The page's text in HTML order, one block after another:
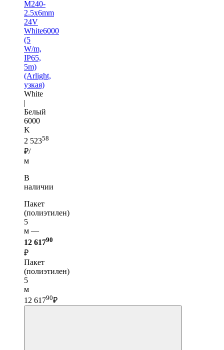
M240-
2.5x6mm
24V
White6000
(5
W/m,
IP65,
5m)
(Arlight,
узкая)
White
|
Белый
6000
K
2 52358
₽/
м
В
наличии
Пакет
(полиэтилен)
5
м —
12 61790
₽
Пакет
(полиэтилен)
5
м
12 61790₽